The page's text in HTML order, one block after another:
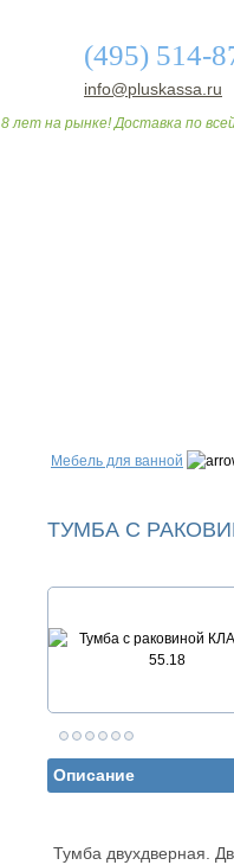
(495) 514-
info@pluskassa.ru
8 лет на рынке! Доставка по
Мебель для ванной
ТУМБА С
Описание
Тумба двухдверная.